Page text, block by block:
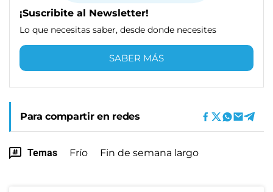
¡Suscribite al Newsletter!
Lo que necesitas saber, desde donde necesites
SABER MÁS
Para compartir en redes
Temas Frío Fin de semana largo